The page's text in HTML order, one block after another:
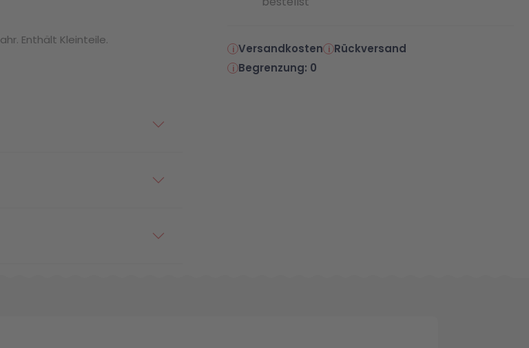
Versandkosten
Rückversand
Begrenzung: 0
Enthält Kleinteile.